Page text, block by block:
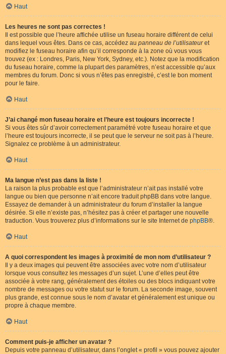
Haut
Les heures ne sont pas correctes !
Il est possible que l’heure affichée utilise un fuseau horaire différent de celui
dans lequel vous êtes. Dans ce cas, accédez au panneau de l’utilisateuret
modifiez le fuseau horaire afin qu’il corresponde à la zone où vous vous
trouvez (ex : Londres, Paris, New York, Sydney, etc.). Notez que la modification
du fuseau horaire, comme la plupart des paramètres, n’est accessible qu’aux
membres du forum. Donc si vous n’êtes pas enregistré, c’est le bon moment
pour le faire.
Haut
J’ai changé mon fuseau horaire et l’heure est toujours incorrecte !
Si vous êtes sûr d’avoir correctement paramétré votre fuseau horaire et que
l’heure est toujours incorrecte, il se peut que le serveur ne soit pas à l’heure.
Signalez ce problème à un administrateur.
Haut
Ma langue n’est pas dans la liste !
La raison la plus probable est que l’administrateur n’ait pas installé votre
langue ou bien que personne n’ait encore traduit phpBB dans votre langue.
Essayez de demander à un administrateur du forum d’installer la langue
désirée. Si elle n’existe pas, n’hésitez pas à créer et partager une nouvelle
traduction. Vous trouverez plus d’informations sur le site Internet de phpBB®.
Haut
A quoi correspondent les images à proximité de mon nom d’utilisateur ?
Il y a deux images qui peuvent être associées avec votre nom d’utilisateur
lorsque vous consultez les messages d’un sujet. L’une d’elles peut être
associée à votre rang, généralement des étoiles ou des blocs indiquant votre
nombre de messages ou votre statut sur le forum. La seconde image, souvent
plus grande, est connue sous le nom d’avatar et généralement est unique ou
propre à chaque membre.
Haut
Comment puis-je afficher un avatar ?
Depuis votre panneau d’utilisateur, dans l’onglet « profil » vous pouvez ajouter